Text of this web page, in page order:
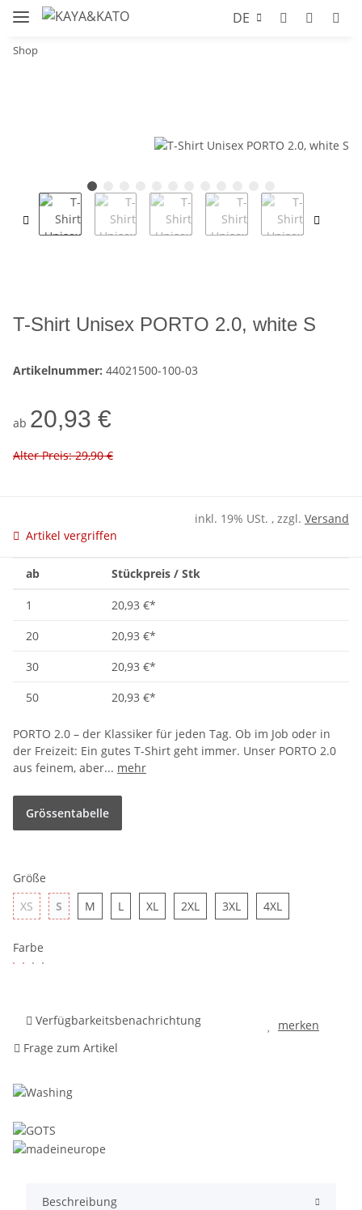
DE
Shop
T-Shirt Unisex PORTO 2.0, white S
Artikelnummer: 44021500-100-03
ab 20,93 €
Alter Preis: 29,90 €
inkl. 19% USt. , zzgl. Versand
Artikel vergriffen
ab Stückpreis / Stk
1 20,93 €*
20
20,93 €*
30
20,93 €*
50
20,93 €*
PORTO 2.0 – der Klassiker für jeden Tag. Ob im Job oder in
der Freizeit: Ein gutes T-Shirt geht immer. Unser PORTO 2.0
aus feinem, aber... mehr
Grössentabelle
Größe
XS
S M L XL 2XL 3XL 4XL
Farbe
merken
Verfügbarkeitsbenachrichtung
Frage zum Artikel
Beschreibung